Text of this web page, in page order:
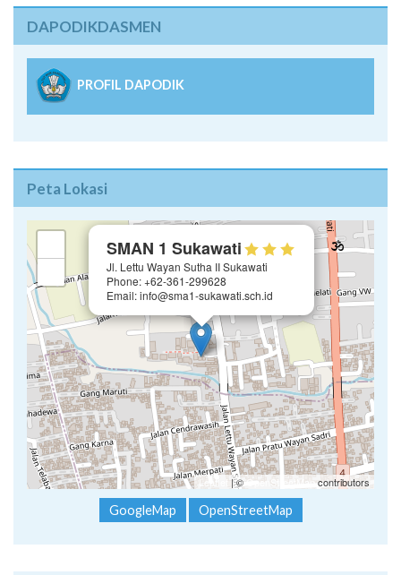
DAPODIKDASMEN
PROFIL DAPODIK
Peta Lokasi
SMAN 1 Sukawati
Jl. Lettu Wayan Sutha II Sukawati
Phone: +62-361-299628
Email: info@sma1-sukawati.sch.id
+
−
Leaflet | ©OpenStreetMapcontributors
GoogleMap OpenStreetMap